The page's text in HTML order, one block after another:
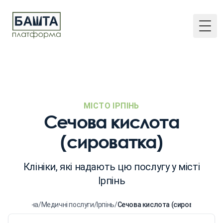
МІСТО ІРПІНЬ
Сечова кислота
(сироватка)
Клініки, які надають цю послугу у місті
Ірпінь
Головна/Медичні послуги/Ірпінь/Сечова кислота (сироватка)